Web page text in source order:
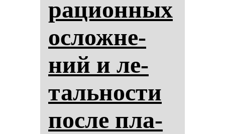
ра­ци­он­ных
ос­лож­не­
ний и ле­
таль­нос­ти
пос­ле пла­